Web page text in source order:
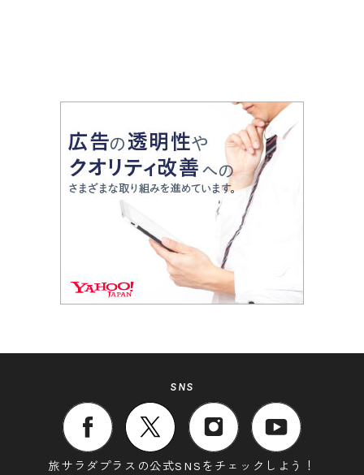
SNS
旅サラダプラスの公式SNSをチェックしよう！